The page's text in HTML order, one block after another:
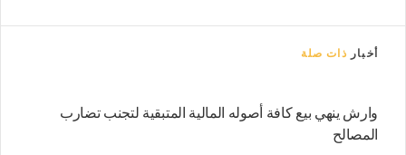
أخبار ذات صلة
وارش ينهي بيع كافة أصوله المالية المتبقية لتجنب تضارب
المصالح